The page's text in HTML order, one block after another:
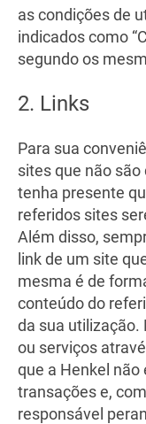
as condições de
indicados como
segundo os
2. Links
Para sua
sites que não
tenha presente
referidos sites
Além disso,
link de um site
mesma é de
conteúdo do
da sua utilização.
ou serviços
que a Henkel
transações e,
responsável